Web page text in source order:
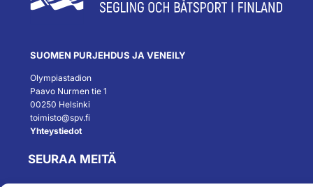
SUOMEN PURJEHDUS JA VENEILY
Olympiastadion
Paavo Nurmen tie 1
00250 Helsinki
toimisto@spv.fi
Yhteystiedot
SEURAA MEITÄ